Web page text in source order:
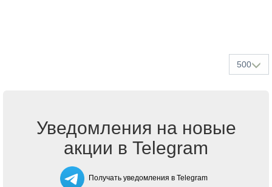
500
Уведомления на новые
акции в Telegram
Получать уведомления в Telegram